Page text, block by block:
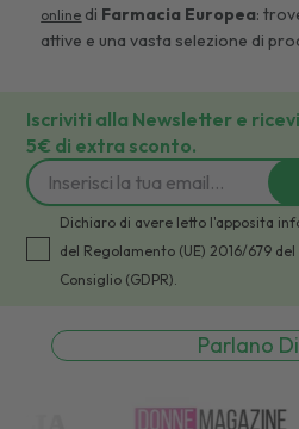
online di Farmacia Europea:
attive e una vasta selezione di
Iscriviti alla Newsletter e
5€ di extra sconto.
Dichiaro di avere letto l'apposita
del Regolamento (UE) 2016/679
Consiglio (GDPR).
Parlano